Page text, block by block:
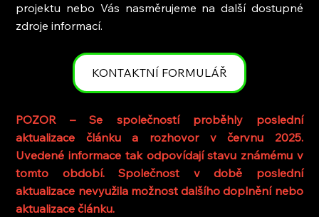
projektu nebo Vás nasměrujeme na další dostupné
zdroje informací.
KONTAKTNÍ FORMULÁŘ
POZOR – Se společností proběhly poslední
aktualizace článku a rozhovor v červnu 2025.
Uvedené informace tak odpovídají stavu známému v
tomto období. Společnost v době poslední
aktualizace nevyužila možnost dalšího doplnění nebo
aktualizace článku.